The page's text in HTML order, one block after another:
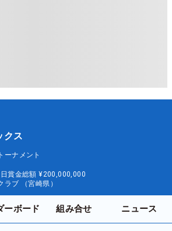
クス
ーナメント
賞金総額 ¥200,000,000
ブ （宮崎県）
ーボード 組み合せ ニュース